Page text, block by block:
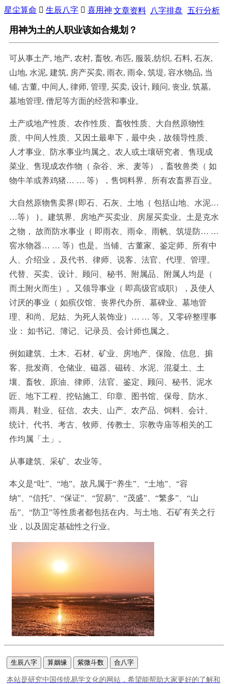
星尘算命  生辰八字  喜用神 文章资料 八字排盘 五行分析
用神为土的人职业该如合规划？
可从事土产, 地产, 农村, 畜牧, 布匹, 服装,纺织, 石料, 石灰,
山地, 水泥, 建筑, 房产买卖, 雨衣, 雨伞, 筑堤, 容水物品, 当
铺, 古董, 中间人, 律师, 管理, 买卖, 设计, 顾问, 丧业, 筑墓,
墓地管理, 僧尼等方面的经营和事业。
土产或地产性质、农作性质、畜牧性质、大自然原物性
质、中间人性质、又因土最卑下，最中央，故领导性质、
人才事业、防水事业均属之。农人或土壤研究者、售现成
菜业、售现成农作物（ 杂谷、米、麦等），畜牧兽类（ 如
物牛羊或养鸡猪… … 等），售饲料界、所有农畜界百业。
大自然原物售卖界{即石、石灰、土地（ 包括山地、水泥…
…等） }。建筑界、房地产买卖业、房屋买卖业。土是克水
之物， 故而防水事业（ 即雨衣、雨伞、雨帆、筑堤防… …
窖水物器… … 等）也是。当铺、古董家、鉴定师、所有中
人、介绍业， 及代书、律师、说客、法官、代理、管理。
代替、买卖、设计、顾问、秘书、附属品、附属人均是（
而土附火而生）。又领导事业（ 即高级官或职），及使人
讨厌的事业（ 如殡仪馆、丧界代办所、墓碑业、墓地管
理、和尚、尼姑、为死人装饰业）… … 等。又零碎整理事
业： 如书记、簿记、记录员、会计师也属之。
例如建筑、土木、石材、矿业、房地产、保险、信息、掮
客、批发商、仓储业、磁器、磁砖、水泥、混凝土、土
壤、畜牧、原油、律师、法官、鉴定、顾问、秘书、泥水
匠、地下工程、挖钻施工、印章、图书馆、保母、防水、
雨具、鞋业、征信、农夫、山产、农产品、饲料、会计、
统计、代书、考古、牧师、传教士、宗教寺庙等相关的工
作均属「土」。
从事建筑、采矿、农业等。
本义是“吐”、“地”。故凡属于“养生”、“土地”、“容
纳”、“信托”、“保证”、“贸易”、“茂盛”、“繁多”、“山
岳”、“防卫”等性质者都包括在内。与土地、石矿有关之行
业，以及固定基础性之行业。
生辰八字 算姻缘 紫微斗数 合八字
本站是研究中国传统易学文化的网站，希望能帮助大家更好的了解和